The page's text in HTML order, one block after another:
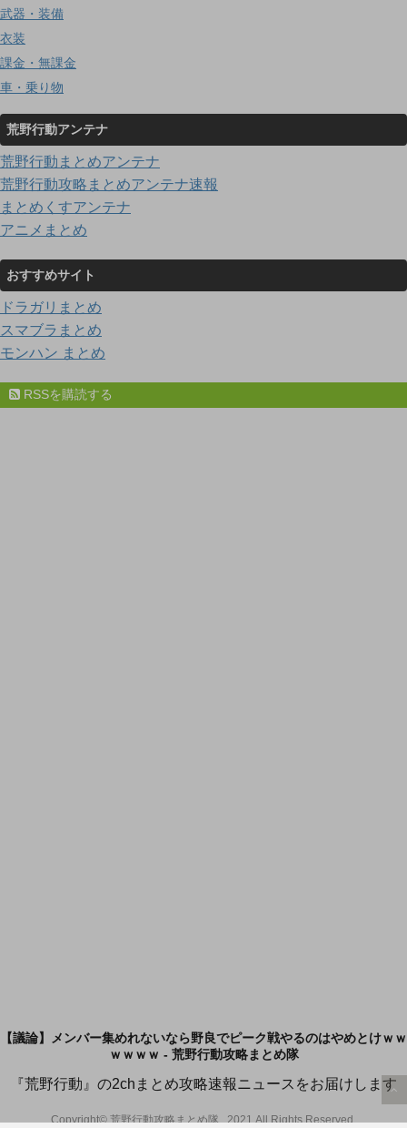
武器・装備
衣装
課金・無課金
車・乗り物
荒野行動アンテナ
荒野行動まとめアンテナ
荒野行動攻略まとめアンテナ速報
まとめくすアンテナ
アニメまとめ
おすすめサイト
ドラガリまとめ
スマブラまとめ
モンハン まとめ
RSSを購読する
【議論】メンバー集めれないなら野良でピーク戦やるのはやめとけｗｗ
ｗｗｗｗ - 荒野行動攻略まとめ隊
『荒野行動』の2chまとめ攻略速報ニュースをお届けします
Copyright© 荒野行動攻略まとめ隊 , 2021 All Rights Reserved.